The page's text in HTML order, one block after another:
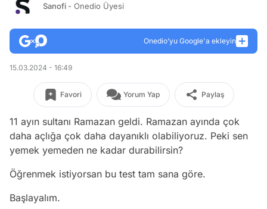
Sanofi - Onedio Üyesi
Onedio’yu Google'a ekleyin
15.03.2024 - 16:49
Favori Yorum Yap Paylaş
11 ayın sultanı Ramazan geldi. Ramazan ayında çok
daha açlığa çok daha dayanıklı olabiliyoruz. Peki sen
yemek yemeden ne kadar durabilirsin?
Öğrenmek istiyorsan bu test tam sana göre.
Başlayalım.